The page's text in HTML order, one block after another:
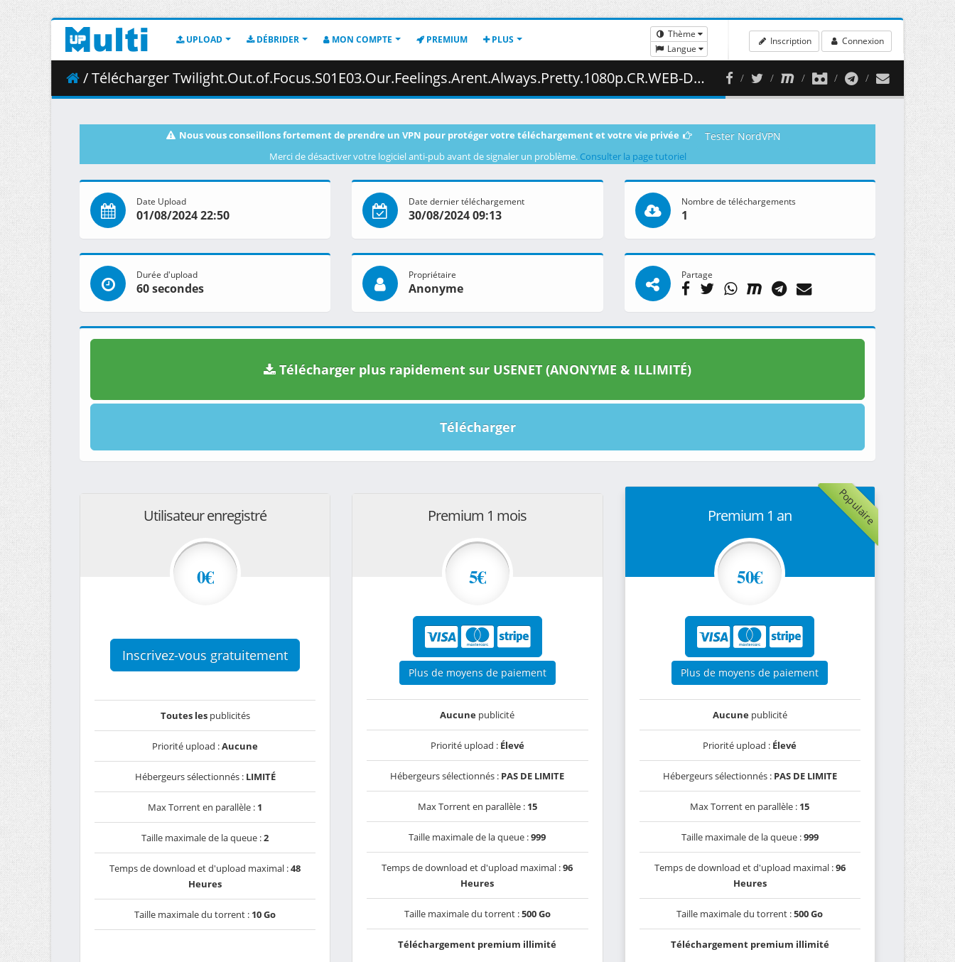
UPLOAD DÉBRIDER MON COMPTE PREMIUM PLUS
Thème
Langue
Inscription Connexion
/ Télécharger Twilight.Out.of.Focus.S01E03.Our.Feelings.Arent.Always.Pretty.1080p.CR.WEB-DL.DUAL.AAC2.0.H.264.MSubs-ToonsHub.mkv.002 ( 466.70 MB )
Nous vous conseillons fortement de prendre un VPN pour protéger votre téléchargement et votre vie privée Tester NordVPN
Merci de désactiver votre logiciel anti-pub avant de signaler un problème. Consulter la page tutoriel
Date Upload
01/08/2024 22:50
Date dernier téléchargement
30/08/2024 09:13
Nombre de téléchargements
1
Durée d'upload
60 secondes
Propriétaire
Anonyme
Partage
Télécharger plus rapidement sur USENET (ANONYME & ILLIMITÉ)
Télécharger
Utilisateur enregistré
0€
Inscrivez-vous gratuitement
Toutes lespublicités
Priorité upload :Aucune
Hébergeurs sélectionnés : LIMITÉ
Max Torrent en parallèle : 1
Taille maximale de la queue :2
Temps de download et d'upload maximal :48
Heures
Taille maximale du torrent : 10 Go
Premium 1 mois
5€
Plus de moyens de paiement
Aucune publicité
Priorité upload : Élevé
Hébergeurs sélectionnés : PAS DE LIMITE
Max Torrent en parallèle : 15
Taille maximale de la queue :999
Temps de download et d'upload maximal :96
Heures
Taille maximale du torrent :500 Go
Téléchargement premium illimité
Populaire
Premium 1 an
50€
Plus de moyens de paiement
Aucunepublicité
Priorité upload : Élevé
Hébergeurs sélectionnés : PAS DE LIMITE
Max Torrent en parallèle : 15
Taille maximale de la queue :999
Temps de download et d'upload maximal :96
Heures
Taille maximale du torrent :500 Go
Téléchargement premium illimité